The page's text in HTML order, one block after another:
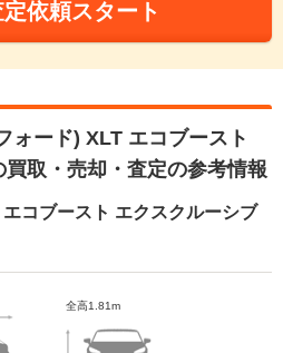
依頼スタート
ォード) XLT エコブースト
取・売却・査定の参考情報
コブースト エクスクルーシブ
全高1.81m